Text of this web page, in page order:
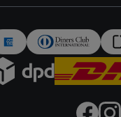
überdas
Weitere Informationen
können Sie nur den
Verarbeitungen zu
Zukunft zu widerrufen,